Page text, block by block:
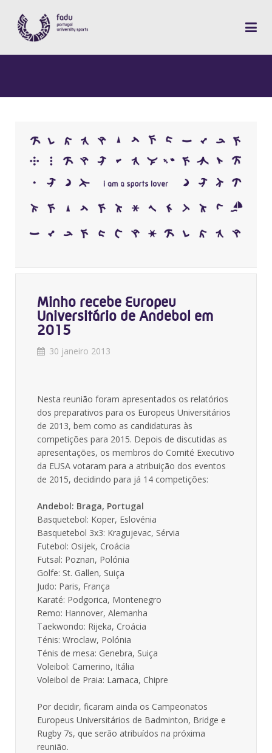
Minho recebe Europeu
Universitário de Andebol em
2015
30 janeiro 2013
Nesta reunião foram apresentados os relatórios
dos preparativos para os Europeus Universitários
de 2013, bem como as candidaturas às
competições para 2015. Depois de discutidas as
apresentações, os membros do Comité Executivo
da EUSA votaram para a atribuição dos eventos
de 2015, decidindo para já 14 competições:
Andebol: Braga, Portugal
Basquetebol: Koper, Eslovénia
Basquetebol 3x3: Kragujevac, Sérvia
Futebol: Osijek, Croácia
Futsal: Poznan, Polónia
Golfe: St. Gallen, Suiça
Judo: Paris, França
Karaté: Podgorica, Montenegro
Remo: Hannover, Alemanha
Taekwondo: Rijeka, Croácia
Ténis: Wroclaw, Polónia
Ténis de mesa: Genebra, Suiça
Voleibol: Camerino, Itália
Voleibol de Praia: Larnaca, Chipre
Por decidir, ficaram ainda os Campeonatos
Europeus Universitários de Badminton, Bridge e
Rugby 7s, que serão atribuídos na próxima
reunião.